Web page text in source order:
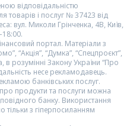
відповідальністю
товарів і послуг № 37423 від
вул. Миколи Грінченка, 4В, Київ,
портал. Матеріали з
“Акція”, “Думка”, “Спецпроєкт”,
в розумінні Закону України “Про
несе рекламодавець.
банківських послуг.
продукти та послуги можна
банку. Використання
тільки з гіперпосиланням